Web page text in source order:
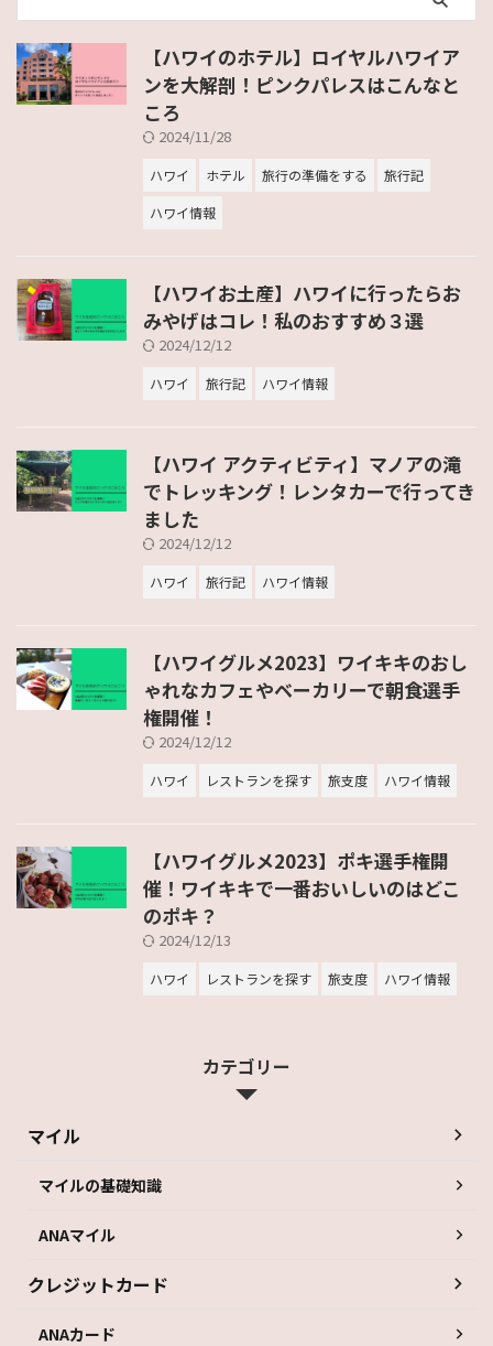
【ハワイのホテル】ロイヤルハワイア
ンを大解剖！ピンクパレスはこんなと
ころ
2024/11/28
ハワイ ホテル 旅行の準備をする
旅行記
ハワイ情報
【ハワイお土産】ハワイに行ったらお
みやげはコレ！私のおすすめ３選
2024/12/12
ハワイ 旅行記 ハワイ情報
【ハワイ アクティビティ】マノアの滝
でトレッキング！レンタカーで行ってき
ました
2024/12/12
ハワイ 旅行記 ハワイ情報
【ハワイグルメ2023】ワイキキのおし
ゃれなカフェやベーカリーで朝食選手
権開催！
2024/12/12
ハワイ レストランを探す 旅支度 ハワイ情報
【ハワイグルメ2023】ポキ選手権開
催！ワイキキで一番おいしいのはどこ
のポキ？
2024/12/13
ハワイ レストランを探す 旅支度 ハワイ情報
カテゴリー
マイル
マイルの基礎知識
ANAマイル
クレジットカード
ANAカード